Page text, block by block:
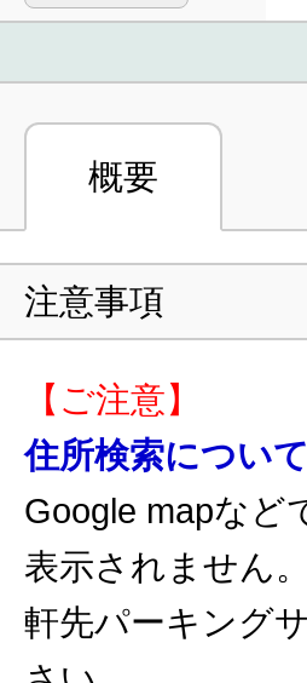
概要
注意事項
【ご注意】
住所検索について
Google mapなど
表示されません。
軒先パーキング